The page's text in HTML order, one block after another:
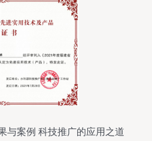
与案例 科技推广的应用之道